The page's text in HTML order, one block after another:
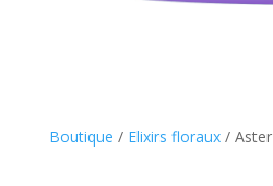
Boutique / Elixirs floraux/ Aster